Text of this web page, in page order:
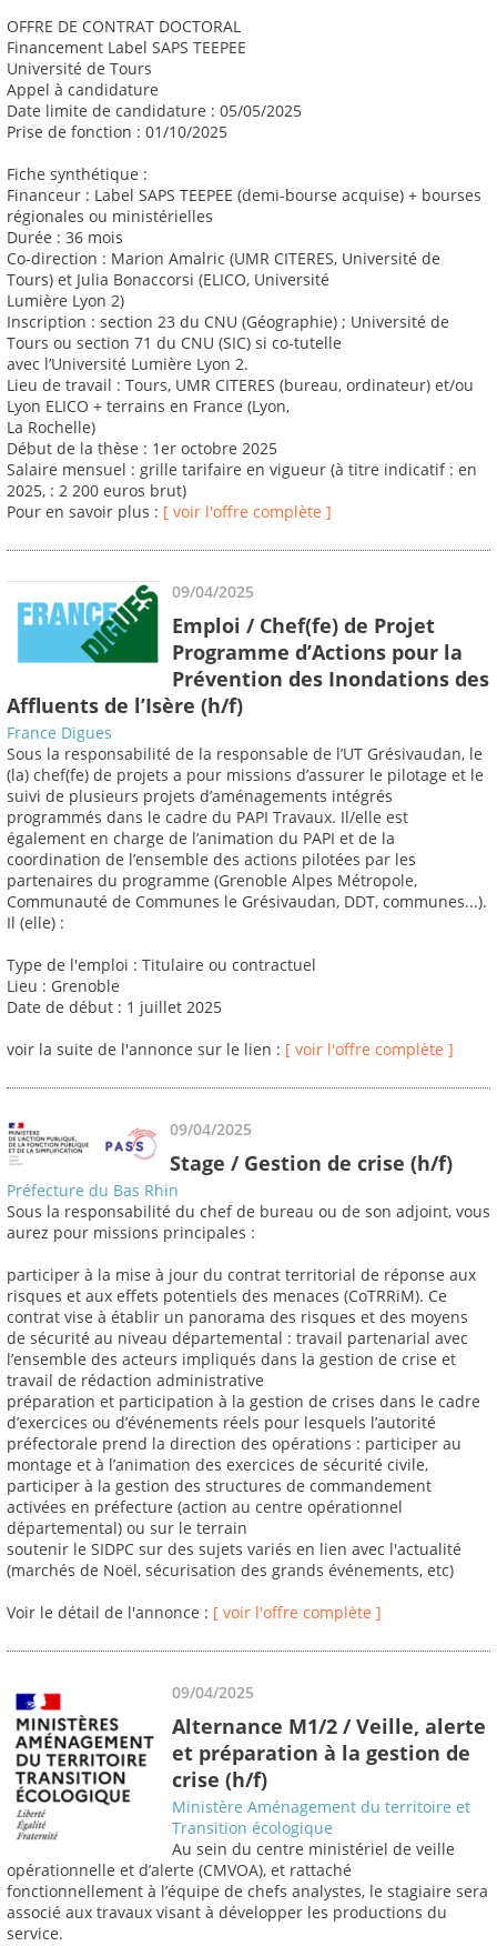
OFFRE DE CONTRAT DOCTORAL
Financement Label SAPS TEEPEE
Université de Tours
Appel à candidature
Date limite de candidature : 05/05/2025
Prise de fonction : 01/10/2025
Fiche synthétique :
Financeur : Label SAPS TEEPEE (demi-bourse acquise) + bourses
régionales ou ministérielles
Durée : 36 mois
Co-direction : Marion Amalric (UMR CITERES, Université de
Tours) et Julia Bonaccorsi (ELICO, Université
Lumière Lyon 2)
Inscription : section 23 du CNU (Géographie) ; Université de
Tours ou section 71 du CNU (SIC) si co-tutelle
avec l’Université Lumière Lyon 2.
Lieu de travail : Tours, UMR CITERES (bureau, ordinateur) et/ou
Lyon ELICO + terrains en France (Lyon,
La Rochelle)
Début de la thèse : 1er octobre 2025
Salaire mensuel : grille tarifaire en vigueur (à titre indicatif : en
2025, : 2 200 euros brut)
Pour en savoir plus : [ voir l'offre complète ]
09/04/2025
Emploi / Chef(fe) de Projet
Programme d’Actions pour la
Prévention des Inondations des
Affluents de l’Isère (h/f)
France Digues
Sous la responsabilité de la responsable de l’UT Grésivaudan, le
(la) chef(fe) de projets a pour missions d’assurer le pilotage et le
suivi de plusieurs projets d’aménagements intégrés
programmés dans le cadre du PAPI Travaux. Il/elle est
également en charge de l’animation du PAPI et de la
coordination de l’ensemble des actions pilotées par les
partenaires du programme (Grenoble Alpes Métropole,
Communauté de Communes le Grésivaudan, DDT, communes...).
Il (elle) :
Type de l'emploi : Titulaire ou contractuel
Lieu : Grenoble
Date de début : 1 juillet 2025
voir la suite de l'annonce sur le lien : [ voir l'offre complète ]
09/04/2025
Stage / Gestion de crise (h/f)
Préfecture du Bas Rhin
Sous la responsabilité du chef de bureau ou de son adjoint, vous
aurez pour missions principales :
participer à la mise à jour du contrat territorial de réponse aux
risques et aux effets potentiels des menaces (CoTRRiM). Ce
contrat vise à établir un panorama des risques et des moyens
de sécurité au niveau départemental : travail partenarial avec
l’ensemble des acteurs impliqués dans la gestion de crise et
travail de rédaction administrative
préparation et participation à la gestion de crises dans le cadre
d’exercices ou d’événements réels pour lesquels l’autorité
préfectorale prend la direction des opérations : participer au
montage et à l’animation des exercices de sécurité civile,
participer à la gestion des structures de commandement
activées en préfecture (action au centre opérationnel
départemental) ou sur le terrain
soutenir le SIDPC sur des sujets variés en lien avec l'actualité
(marchés de Noël, sécurisation des grands événements, etc)
Voir le détail de l'annonce : [ voir l'offre complète ]
09/04/2025
Alternance M1/2 / Veille, alerte
et préparation à la gestion de
crise (h/f)
Ministère Aménagement du territoire et
Transition écologique
Au sein du centre ministériel de veille
opérationnelle et d’alerte (CMVOA), et rattaché
fonctionnellement à l’équipe de chefs analystes, le stagiaire sera
associé aux travaux visant à développer les productions du
service.